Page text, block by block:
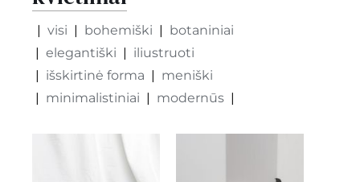
visi bohemiški
botaniniai
elegantiški
iliustruoti
išskirtinė forma
meniški
minimalistiniai
modernūs